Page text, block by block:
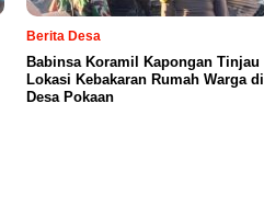
Berita Desa
Babinsa Koramil Kapongan Tinjau
Lokasi Kebakaran Rumah Warga di
Desa Pokaan